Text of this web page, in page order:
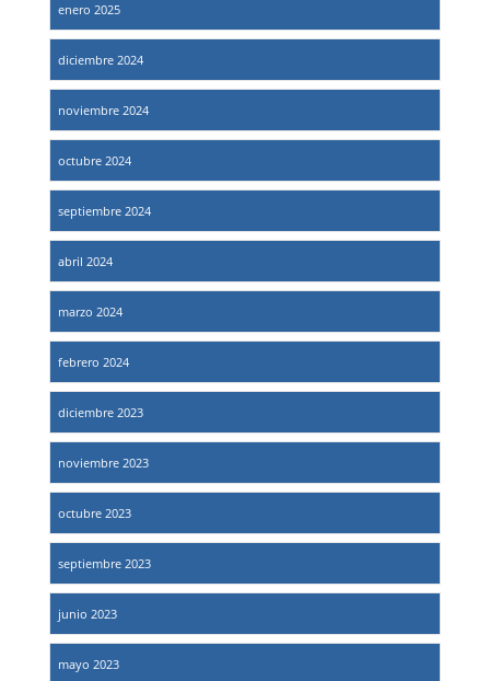
enero 2025
diciembre 2024
noviembre 2024
octubre 2024
septiembre 2024
abril 2024
marzo 2024
febrero 2024
diciembre 2023
noviembre 2023
octubre 2023
septiembre 2023
junio 2023
mayo 2023